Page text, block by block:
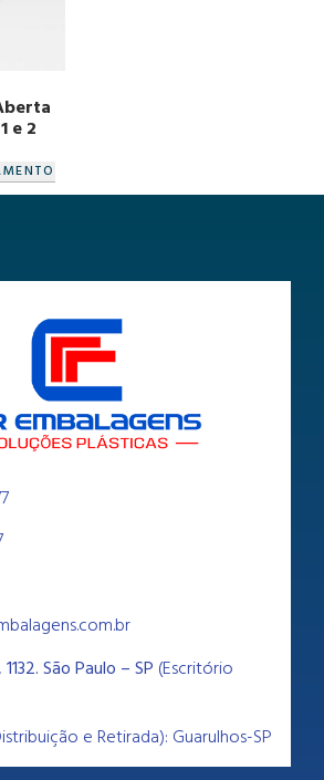
e 2
São Paulo – SP (Escritório
e Retirada): Guarulhos-SP